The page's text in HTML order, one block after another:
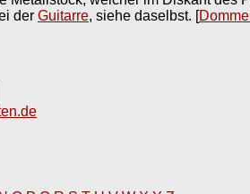
der Guitarre, siehe daselbst. [